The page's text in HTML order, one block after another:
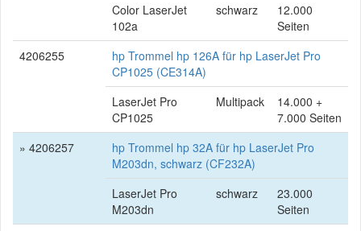
Color LaserJet
102a
schwarz
12.000
Seiten
4206255
hp Trommel hp 126A für hp LaserJet Pro
CP1025 (CE314A)
LaserJet Pro
CP1025
Multipack
14.000 +
7.000 Seiten
» 4206257
hp Trommel hp 32A für hp LaserJet Pro
M203dn, schwarz (CF232A)
LaserJet Pro
M203dn
schwarz
23.000
Seiten